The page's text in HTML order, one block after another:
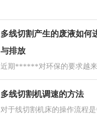
多线切割产生的废液如何
与排放
近期******对环保的要求越
多线切割机调速的方法
对于线切割机床的操作流程